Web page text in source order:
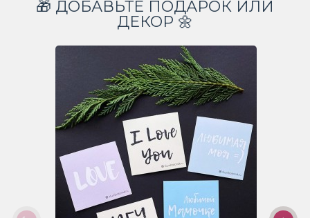
🎁 ДОБАВЬТЕ ПОДАРОК ИЛИ
ДЕКОР 🌼